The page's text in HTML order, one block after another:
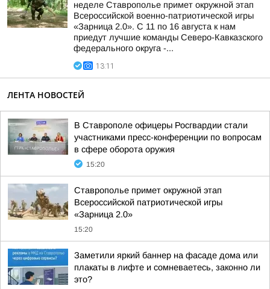
неделе Ставрополье примет окружной этап
Всероссийской военно-патриотической игры
«Зарница 2.0». С 11 по 16 августа к нам
приедут лучшие команды Северо-Кавказского
федерального округа -...
13:11
ЛЕНТА НОВОСТЕЙ
В Ставрополе офицеры Росгвардии стали
участниками пресс-конференции по вопросам
в сфере оборота оружия
15:20
Ставрополье примет окружной этап
Всероссийской патриотической игры
«Зарница 2.0»
15:20
Заметили яркий баннер на фасаде дома или
плакаты в лифте и сомневаетесь, законно ли
это?